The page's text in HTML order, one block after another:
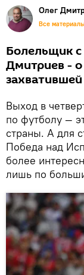
Олег
Все
Болельщик
Дмитриев -
Выход в
по футболу —
страны. А для
Победа над
более
лишь по